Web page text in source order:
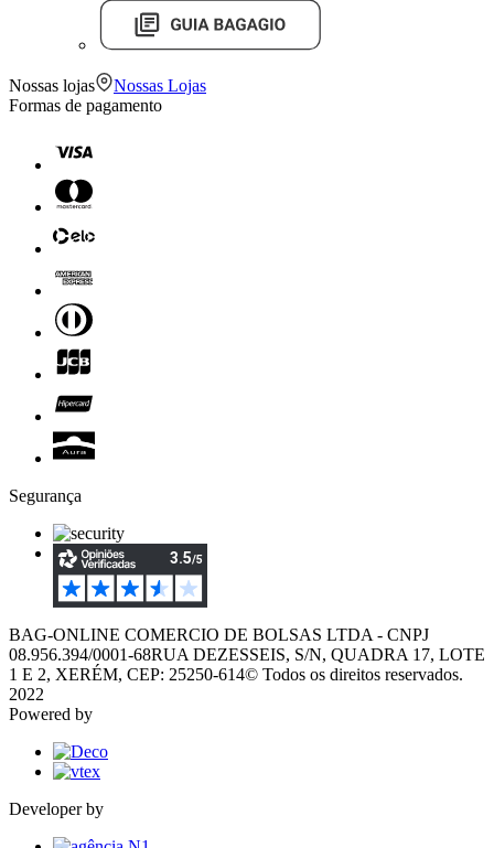
Nossas lojas
Nossas Lojas
Formas de pagamento
Segurança
BAG-ONLINE COMERCIO DE BOLSAS LTDA - CNPJ
08.956.394/0001-68RUA DEZESSEIS, S/N, QUADRA 17, LOTE
1 E 2, XERÉM, CEP: 25250-614© Todos os direitos reservados.
2022
Powered by
Developer by